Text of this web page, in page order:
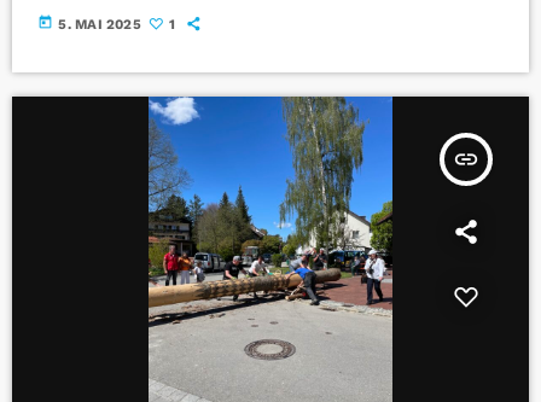
today 5. MAI 2025 1
insert_link